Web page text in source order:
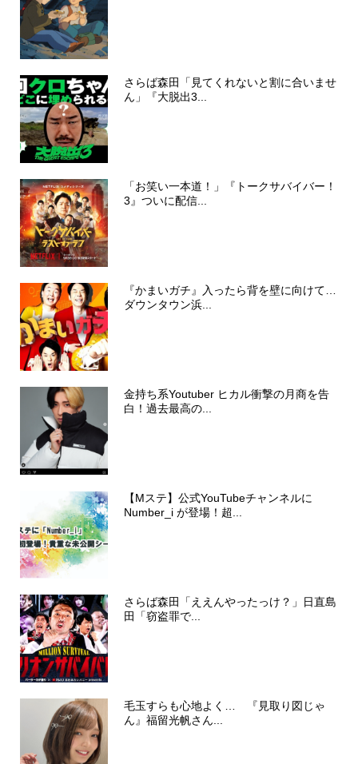
さらば森田「見てくれないと割に合いませ
ん」『大脱出3...
「お笑い一本道！」『トークサバイバー！
3』ついに配信...
『かまいガチ』入ったら背を壁に向けて…
ダウンタウン浜...
金持ち系Youtuber ヒカル衝撃の月商を告
白！過去最高の...
【Mステ】公式YouTubeチャンネルに
Number_i が登場！超...
さらば森田「ええんやったっけ？」日直島
田「窃盗罪で...
毛玉すらも心地よく… 『見取り図じゃ
ん』福留光帆さん...